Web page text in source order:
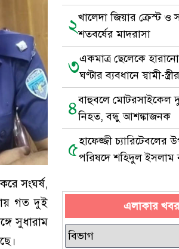
সংঘর্ষ,
গত দুই
সুধারাম
২খালেদা জিয়ার ক্রেস্ট ও
শতবর্ষের মাদরাসা
৩একমাত্র ছেলেকে
ঘণ্টার ব্যবধানে স্বামী-
৪বাহুবলে মোটরসাইকেল
নিহত, বন্ধু আশঙ্কাজনক
৫হাফেজ্জী চ্যারিটেবলের
পরিষদে শহিদুল ইসলাম
এলাকার খবর